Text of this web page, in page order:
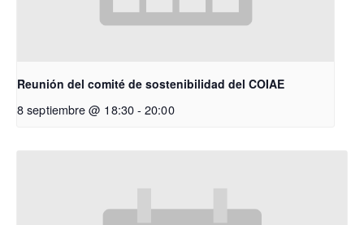
Reunión del comité de sostenibilidad del COIAE
8 septiembre @ 18:30- 20:00